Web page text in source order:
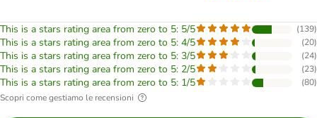
This is a stars rating area from zero to 5: 5/5 (139)
This is a stars rating area from zero to 5: 4/5 (20)
This is a stars rating area from zero to 5: 3/5 (24)
This is a stars rating area from zero to 5: 2/5 (23)
This is a stars rating area from zero to 5: 1/5 (80)
Scopri come gestiamo le recensioni